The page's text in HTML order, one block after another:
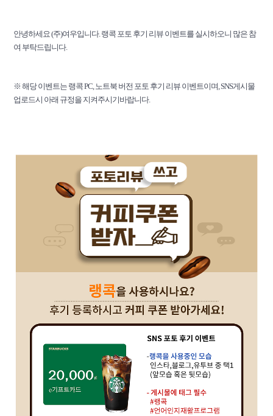
안녕하세요 (주)여우입니다. 랭콕 포토 후기 리뷰 이벤트를 실시하오니 많은 참
여 부탁드립니다.
※ 해당 이벤트는 랭콕 PC, 노트북 버전 포토 후기 리뷰 이벤트이며, SNS게시물
업로드시 아래 규정을 지켜주시기바랍니다.